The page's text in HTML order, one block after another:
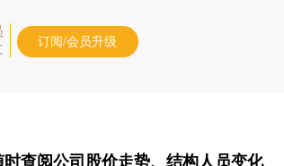
订阅/会员升级
时查阅公司股价走势、结构人员变化